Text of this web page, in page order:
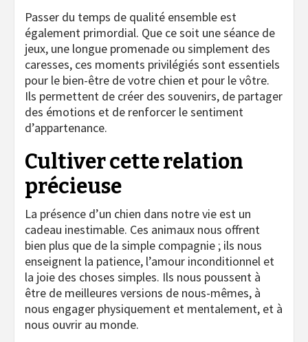
Passer du temps de qualité ensemble est
également primordial. Que ce soit une séance de
jeux, une longue promenade ou simplement des
caresses, ces moments privilégiés sont essentiels
pour le bien-être de votre chien et pour le vôtre.
Ils permettent de créer des souvenirs, de partager
des émotions et de renforcer le sentiment
d’appartenance.
Cultiver cette relation
précieuse
La présence d’un chien dans notre vie est un
cadeau inestimable. Ces animaux nous offrent
bien plus que de la simple compagnie ; ils nous
enseignent la patience, l’amour inconditionnel et
la joie des choses simples. Ils nous poussent à
être de meilleures versions de nous-mêmes, à
nous engager physiquement et mentalement, et à
nous ouvrir au monde.